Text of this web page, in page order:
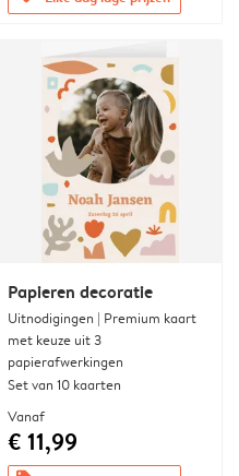
Papieren decoratie
Uitnodigingen | Premium kaart
met keuze uit 3
papierafwerkingen
Set van 10 kaarten
Vanaf
€ 11,99